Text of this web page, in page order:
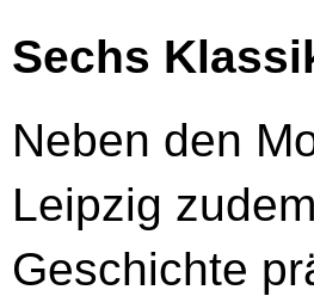
Sechs
Neben den
Leipzig
Geschichte